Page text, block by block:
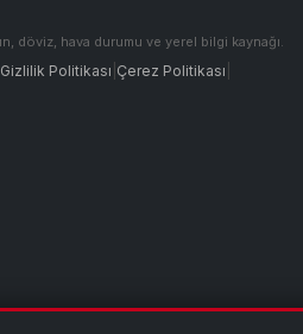
döviz, hava durumu ve yerel bilgi kaynağı.
Gizlilik Politikası Çerez Politikası